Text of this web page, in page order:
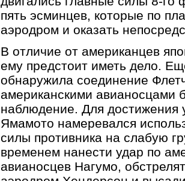
пять эсминцев, которые по
аэродром и оказать
В отличие от американцев
ему предстоит иметь дело.
обнаружила соединение
американскими авианосцами
наблюдение. Для достижения
Ямамото намеревался
силы противника на слабую
временем нанести удар по
авианосцев Нагумо,